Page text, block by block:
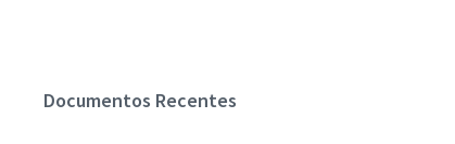
Documentos Recentes